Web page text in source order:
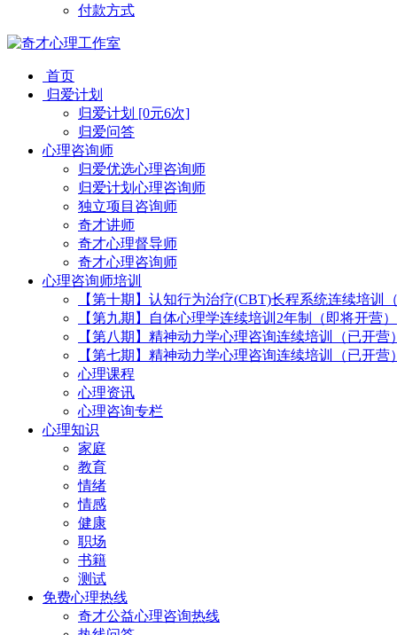
付款方式
首页
归爱计划
归爱计划 [0元6次]
归爱问答
心理咨询师
归爱优选心理咨询师
归爱计划心理咨询师
独立项目咨询师
奇才讲师
奇才心理督导师
奇才心理咨询师
心理咨询师培训
【第十期】认知行为治疗(CBT)长程系统连续培训
【第九期】自体心理学连续培训2年制（即将开营）
【第八期】精神动力学心理咨询连续培训（已开营）
【第七期】精神动力学心理咨询连续培训（已开营）
心理课程
心理资讯
心理咨询专栏
心理知识
家庭
教育
情绪
情感
健康
职场
书籍
测试
免费心理热线
奇才公益心理咨询热线